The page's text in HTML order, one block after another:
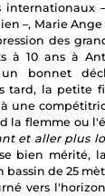
–
–, Marie Ange
des
à 10 ans à
bonnet
tard, la petite
une
la flemme ou
et aller plus
bien mérité,
de 25
vers